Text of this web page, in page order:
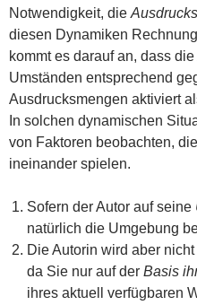
Notwendigkeit, die
diesen Dynamiken
kommt es darauf an, dass
Umständen entsprechend
Ausdrucksmengen aktiviert
In solchen dynamischen
von Faktoren beobachten,
ineinander spielen.
Sofern der Autor auf seine
natürlich die Umgebung
Die Autorin wird aber
da Sie nur auf der Basis
ihres aktuell verfügbaren